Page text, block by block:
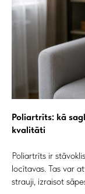
Poliartrīts: kā
kvalitāti
Poliartrīts ir
locītavas. Tas var
strauji, izraisot